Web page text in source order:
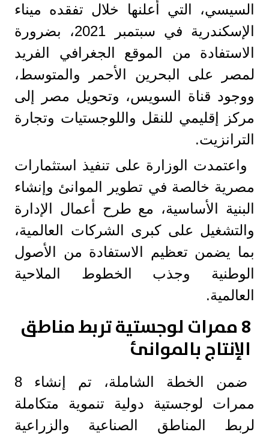
السيسي، التي أعلنها خلال تفقده ميناء
الإسكندرية في سبتمبر 2021، بضرورة
الاستفادة من الموقع الجغرافي الفريد
لمصر على البحرين الأحمر والمتوسط،
ووجود قناة السويس، وتحويل مصر إلى
مركز إقليمي للنقل واللوجستيات وتجارة
الترانزيت.
واعتمدت الوزارة على تنفيذ استثمارات
مصرية خالصة في تطوير الموانئ وإنشاء
البنية الأساسية، مع طرح أعمال الإدارة
والتشغيل على كبرى الشركات العالمية،
بما يضمن تعظيم الاستفادة من الأصول
الوطنية وجذب الخطوط الملاحية
العالمية.
8 ممرات لوجستية تربط مناطق
الإنتاج بالموانئ
ضمن الخطة الشاملة، تم إنشاء 8
ممرات لوجستية دولية تنموية متكاملة
لربط المناطق الصناعية والزراعية